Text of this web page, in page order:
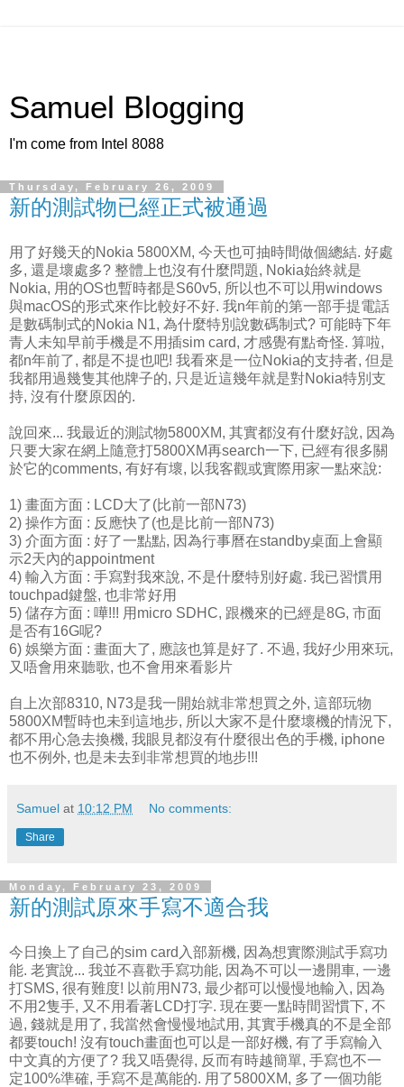
Samuel Blogging
I'm come from Intel 8088
Thursday, February 26, 2009
新的測試物已經正式被通過
用了好幾天的Nokia 5800XM, 今天也可抽時間做個總結. 好處
多, 還是壞處多? 整體上也沒有什麼問題, Nokia始終就是
Nokia, 用的OS也暫時都是S60v5, 所以也不可以用windows
與macOS的形式來作比較好不好. 我n年前的第一部手提電話
是數碼制式的Nokia N1, 為什麼特別說數碼制式? 可能時下年
青人未知早前手機是不用插sim card, 才感覺有點奇怪. 算啦,
都n年前了, 都是不提也吧! 我看來是一位Nokia的支持者, 但是
我都用過幾隻其他牌子的, 只是近這幾年就是對Nokia特別支
持, 沒有什麼原因的.
說回來... 我最近的測試物5800XM, 其實都沒有什麼好說, 因為
只要大家在網上隨意打5800XM再search一下, 已經有很多關
於它的comments, 有好有壞, 以我客觀或實際用家一點來說:
1) 畫面方面 : LCD大了(比前一部N73)
2) 操作方面 : 反應快了(也是比前一部N73)
3) 介面方面 : 好了一點點, 因為行事曆在standby桌面上會顯
示2天內的appointment
4) 輸入方面 : 手寫對我來說, 不是什麼特別好處. 我已習慣用
touchpad鍵盤, 也非常好用
5) 儲存方面 : 嘩!!! 用micro SDHC, 跟機來的已經是8G, 市面
是否有16G呢?
6) 娛樂方面 : 畫面大了, 應該也算是好了. 不過, 我好少用來玩,
又唔會用來聽歌, 也不會用來看影片
自上次部8310, N73是我一開始就非常想買之外, 這部玩物
5800XM暫時也未到這地步, 所以大家不是什麼壞機的情況下,
都不用心急去換機, 我眼見都沒有什麼很出色的手機, iphone
也不例外, 也是未去到非常想買的地步!!!
Samuel at 10:12 PM No comments:
Share
Monday, February 23, 2009
新的測試原來手寫不適合我
今日換上了自己的sim card入部新機, 因為想實際測試手寫功
能. 老實說... 我並不喜歡手寫功能, 因為不可以一邊開車, 一邊
打SMS, 很有難度! 以前用N73, 最少都可以慢慢地輸入, 因為
不用2隻手, 又不用看著LCD打字. 現在要一點時間習慣下, 不
過, 錢就是用了, 我當然會慢慢地試用, 其實手機真的不是全部
都要touch! 沒有touch畫面也可以是一部好機, 有了手寫輸入
中文真的方便了? 我又唔覺得, 反而有時越簡單, 手寫也不一
定100%準確, 手寫不是萬能的. 用了5800XM, 多了一個功能